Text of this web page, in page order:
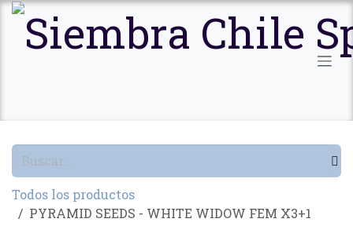
Ir al contenido
Todos los productos
PYRAMID SEEDS - WHITE WIDOW FEM X3+1